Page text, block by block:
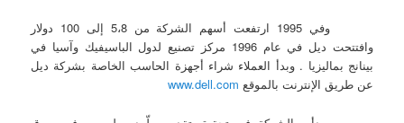
وفي 1995 ارتفعت أسهم الشركة من 5،8 إلى 100 دولار
وافتتحت ديل في عام 1996 مركز تصنيع لدول الباسيفيك وآسيا في
بينانج بماليزيا . وبدأ العملاء شراء أجهزة الحاسب الخاصة بشركة ديل
عن طريق الإنترنت بالموقع www.dell.com